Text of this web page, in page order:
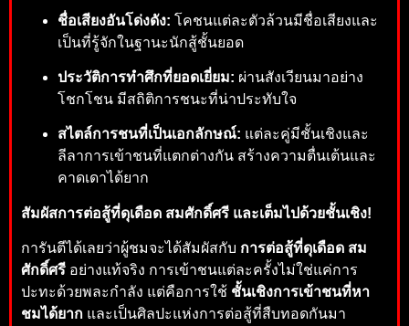
ชื่อเสียงอันโด่งดัง: โคชนแต่ละตัวล้วนมีชื่อเสียงและ
เป็นที่รู้จักในฐานะนักสู้ชั้นยอด
ประวัติการทำศึกที่ยอดเยี่ยม: ผ่านสังเวียนมาอย่าง
โชกโชน มีสถิติการชนะที่น่าประทับใจ
สไตล์การชนที่เป็นเอกลักษณ์: แต่ละคู่มีชั้นเชิงและ
ลีลาการเข้าชนที่แตกต่างกัน สร้างความตื่นเต้นและ
คาดเดาได้ยาก
สัมผัสการต่อสู้ที่ดุเดือด สมศักดิ์ศรี และเต็มไปด้วยชั้นเชิง!
การันตีได้เลยว่าผู้ชมจะได้สัมผัสกับ การต่อสู้ที่ดุเดือด สม
ศักดิ์ศรี อย่างแท้จริง การเข้าชนแต่ละครั้งไม่ใช่แค่การ
ปะทะด้วยพละกำลัง แต่คือการใช้ ชั้นเชิงการเข้าชนที่หา
ชมได้ยาก และเป็นศิลปะแห่งการต่อสู้ที่สืบทอดกันมา